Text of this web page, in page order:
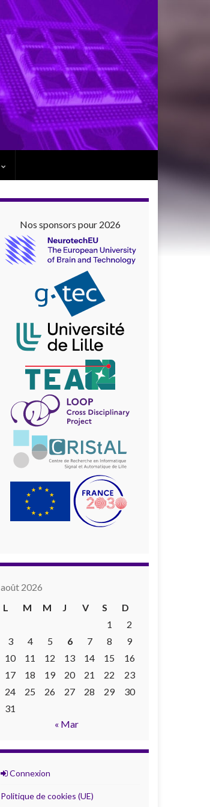
Nos sponsors pour 2026
août 2026
L
M M J V S
D
1
2
3
4 5 6 7 8
9
10
11 12 13 14 15
16
17
18 19 20 21 22
23
24
25 26 27 28 29
30
31
« Mar
Connexion
Politique de cookies (UE)